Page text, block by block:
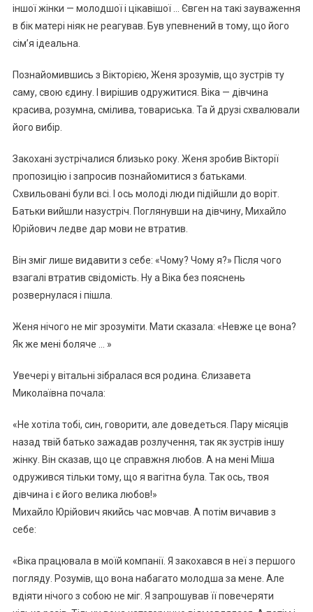
іншої жінки — молодшої і цікавішої … Євген на такі зауваження
в бік матері ніяк не реагував. Був упевнений в тому, що його
сім’я ідеальна.
Познайомившись з Вікторією, Женя зрозумів, що зустрів ту
саму, свою єдину. І вирішив одружитися. Віка — дівчина
красива, розумна, смілива, товариська. Та й друзі схвалювали
його вибір.
Закохані зустрічалися близько року. Женя зробив Вікторії
пропозицію і запросив познайомитися з батьками.
Схвильовані були всі. І ось молоді люди підійшли до воріт.
Батьки вийшли назустріч. Поглянувши на дівчину, Михайло
Юрійович ледве дар мови не втратив.
Він зміг лише видавити з себе: «Чому? Чому я?» Після чого
взагалі втратив свідомість. Ну а Віка без пояснень
розвернулася і пішла.
Женя нічого не міг зрозуміти. Мати сказала: «Невже це вона?
Як же мені боляче … »
Увечері у вітальні зібралася вся родина. Єлизавета
Миколаївна почала:
«Не хотіла тобі, син, говорити, але доведеться. Пару місяців
назад твій батько зажадав розлучення, так як зустрів іншу
жінку. Він сказав, що це справжня любов. А на мені Міша
одружився тільки тому, що я вагітна була. Так ось, твоя
дівчина і є його велика любов!»
Михайло Юрійович якийсь час мовчав. А потім вичавив з
себе:
«Віка працювала в моїй компанії. Я закохався в неї з першого
погляду. Розумів, що вона набагато молодша за мене. Але
вдіяти нічого з собою не міг. Я запрошував її повечеряти